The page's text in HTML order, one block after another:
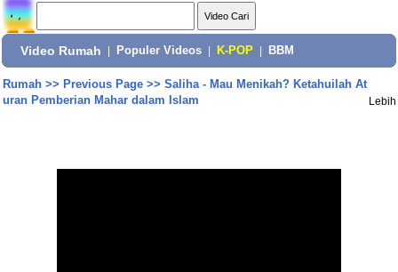
Video Rumah Populer Videos K-POP BBM
Rumah>> Previous Page>> Saliha - Mau Menikah? Ketahuilah At
uran Pemberian Mahar dalam Islam
Lebih